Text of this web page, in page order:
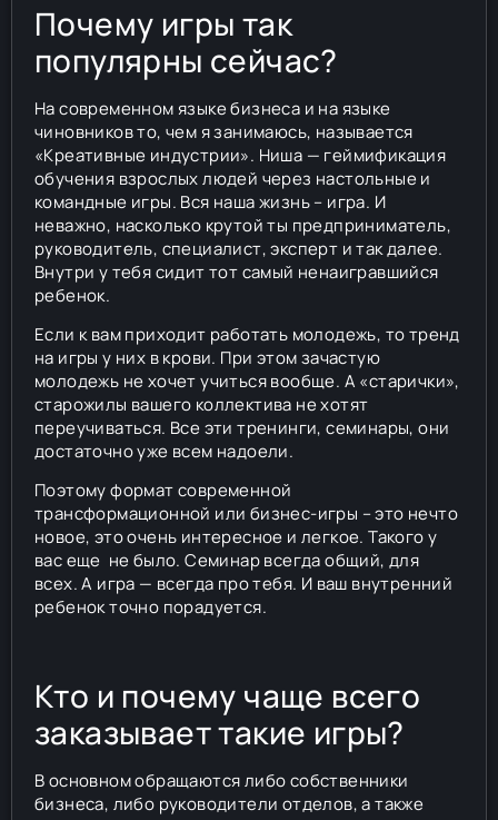
Почему игры так
популярны сейчас?
На современном языке бизнеса и на языке
чиновников то, чем я занимаюсь, называется
«Креативные индустрии». Ниша — геймификация
обучения взрослых людей через настольные и
командные игры. Вся наша жизнь – игра. И
неважно, насколько крутой ты предприниматель,
руководитель, специалист, эксперт и так далее.
Внутри у тебя сидит тот самый ненаигравшийся
ребенок.
Если к вам приходит работать молодежь, то тренд
на игры у них в крови. При этом зачастую
молодежь не хочет учиться вообще. А «старички»,
старожилы вашего коллектива не хотят
переучиваться. Все эти тренинги, семинары, они
достаточно уже всем надоели.
Поэтому формат современной
трансформационной или бизнес-игры – это нечто
новое, это очень интересное и легкое. Такого у
вас еще не было. Семинар всегда общий, для
всех. А игра — всегда про тебя. И ваш внутренний
ребенок точно порадуется.
Кто и почему чаще всего
заказывает такие игры?
В основном обращаются либо собственники
бизнеса, либо руководители отделов, а также